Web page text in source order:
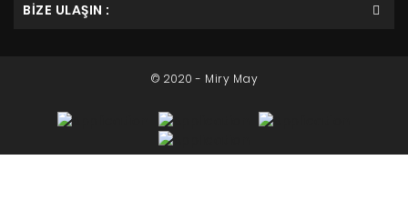
BIZE ULAŞIN :
© 2020 - Miry May